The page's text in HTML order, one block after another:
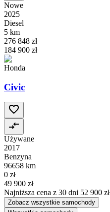
Nowe
2025
Diesel
5 km
276 848 zł
184 900 zł
Honda
Civic
Używane
2017
Benzyna
96658 km
0 zł
49 900 zł
Najniższa cena z 30 dni 52 900 zł
Zobacz wszystkie samochody